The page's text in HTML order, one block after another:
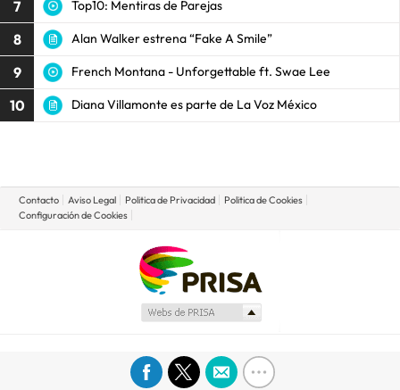
7 Top10: Mentiras de Parejas
8 Alan Walker estrena “Fake A Smile”
9 French Montana - Unforgettable ft. Swae Lee
10 Diana Villamonte es parte de La Voz México
Contacto Aviso Legal Politica de Privacidad
Politica de Cookies
Configuración de Cookies